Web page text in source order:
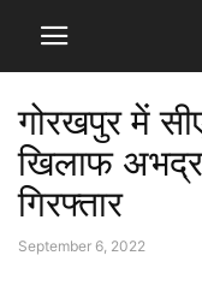
गोरखपुर में
खिलाफ अभद्र
गिरफ्तार
September 6, 2022